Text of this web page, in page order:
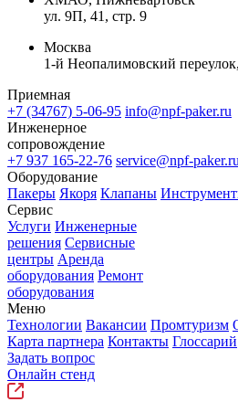
ул. 9П, 41, стр. 9
Москва
1-й Неопалимовский
Приемная
+7 (34767) 5-06-95 info@npf-paker.ru
Инженерное
сопровождение
+7 937 165-22-76 service@npf-paker.ru
Оборудование
Пакеры Якоря Клапаны
Сервис
Услуги Инженерные
решения Сервисные
центры Аренда
оборудования Ремонт
оборудования
Меню
Технологии Вакансии Промтуризм
Карта партнера Контакты Глоссарий
Задать вопрос
Онлайн стенд